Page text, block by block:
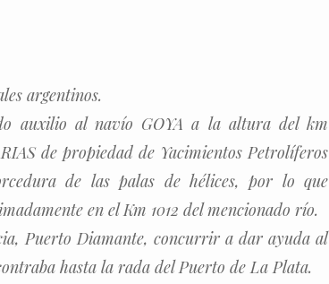
argentinos.
auxilio al navío GOYA a la altura del km
de propiedad de Yacimientos Petrolíferos
de las palas de hélices, por lo que
en el Km 1012 del mencionado río.
Puerto Diamante, concurrir a dar ayuda al
hasta la rada del Puerto de La Plata.